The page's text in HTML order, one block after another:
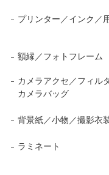
プリンター／インク／
額縁／フォトフレーム
カメラアクセ／フィル
カメラバッグ
背景紙／小物／撮影衣
ラミネート